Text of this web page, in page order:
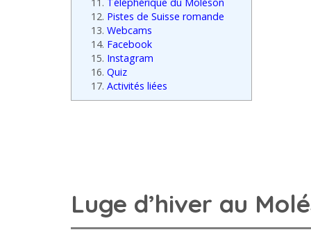
12. Pistes de Suisse romande
13. Webcams
14. Facebook
15. Instagram
16. Quiz
17. Activités liées
Luge d’hiver au